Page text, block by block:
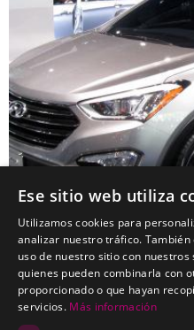
HYUNDAI Grand
Kits electricos económicos
Ese sitio web utiliza
Utilizamos cookies para
analizar nuestro tráfico.
uso de nuestro sitio con
quienes pueden combinarla con
proporcionado o que hayan
servicios. Más información